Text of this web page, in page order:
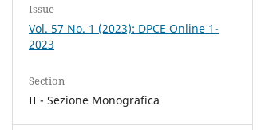
Issue
Vol. 57 No. 1 (2023): DPCE Online 1-
2023
Section
II - Sezione Monografica